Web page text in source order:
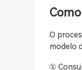
O
modelo
①